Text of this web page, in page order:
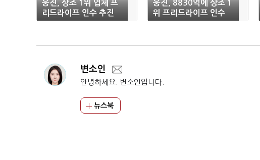
웅진, 상조 1위 업체 프
리드라이프 인수 추진
웅진, 8830억에 상조 1
위 프리드라이프 인수
변소인
안녕하세요. 변소인입니다.
뉴스북